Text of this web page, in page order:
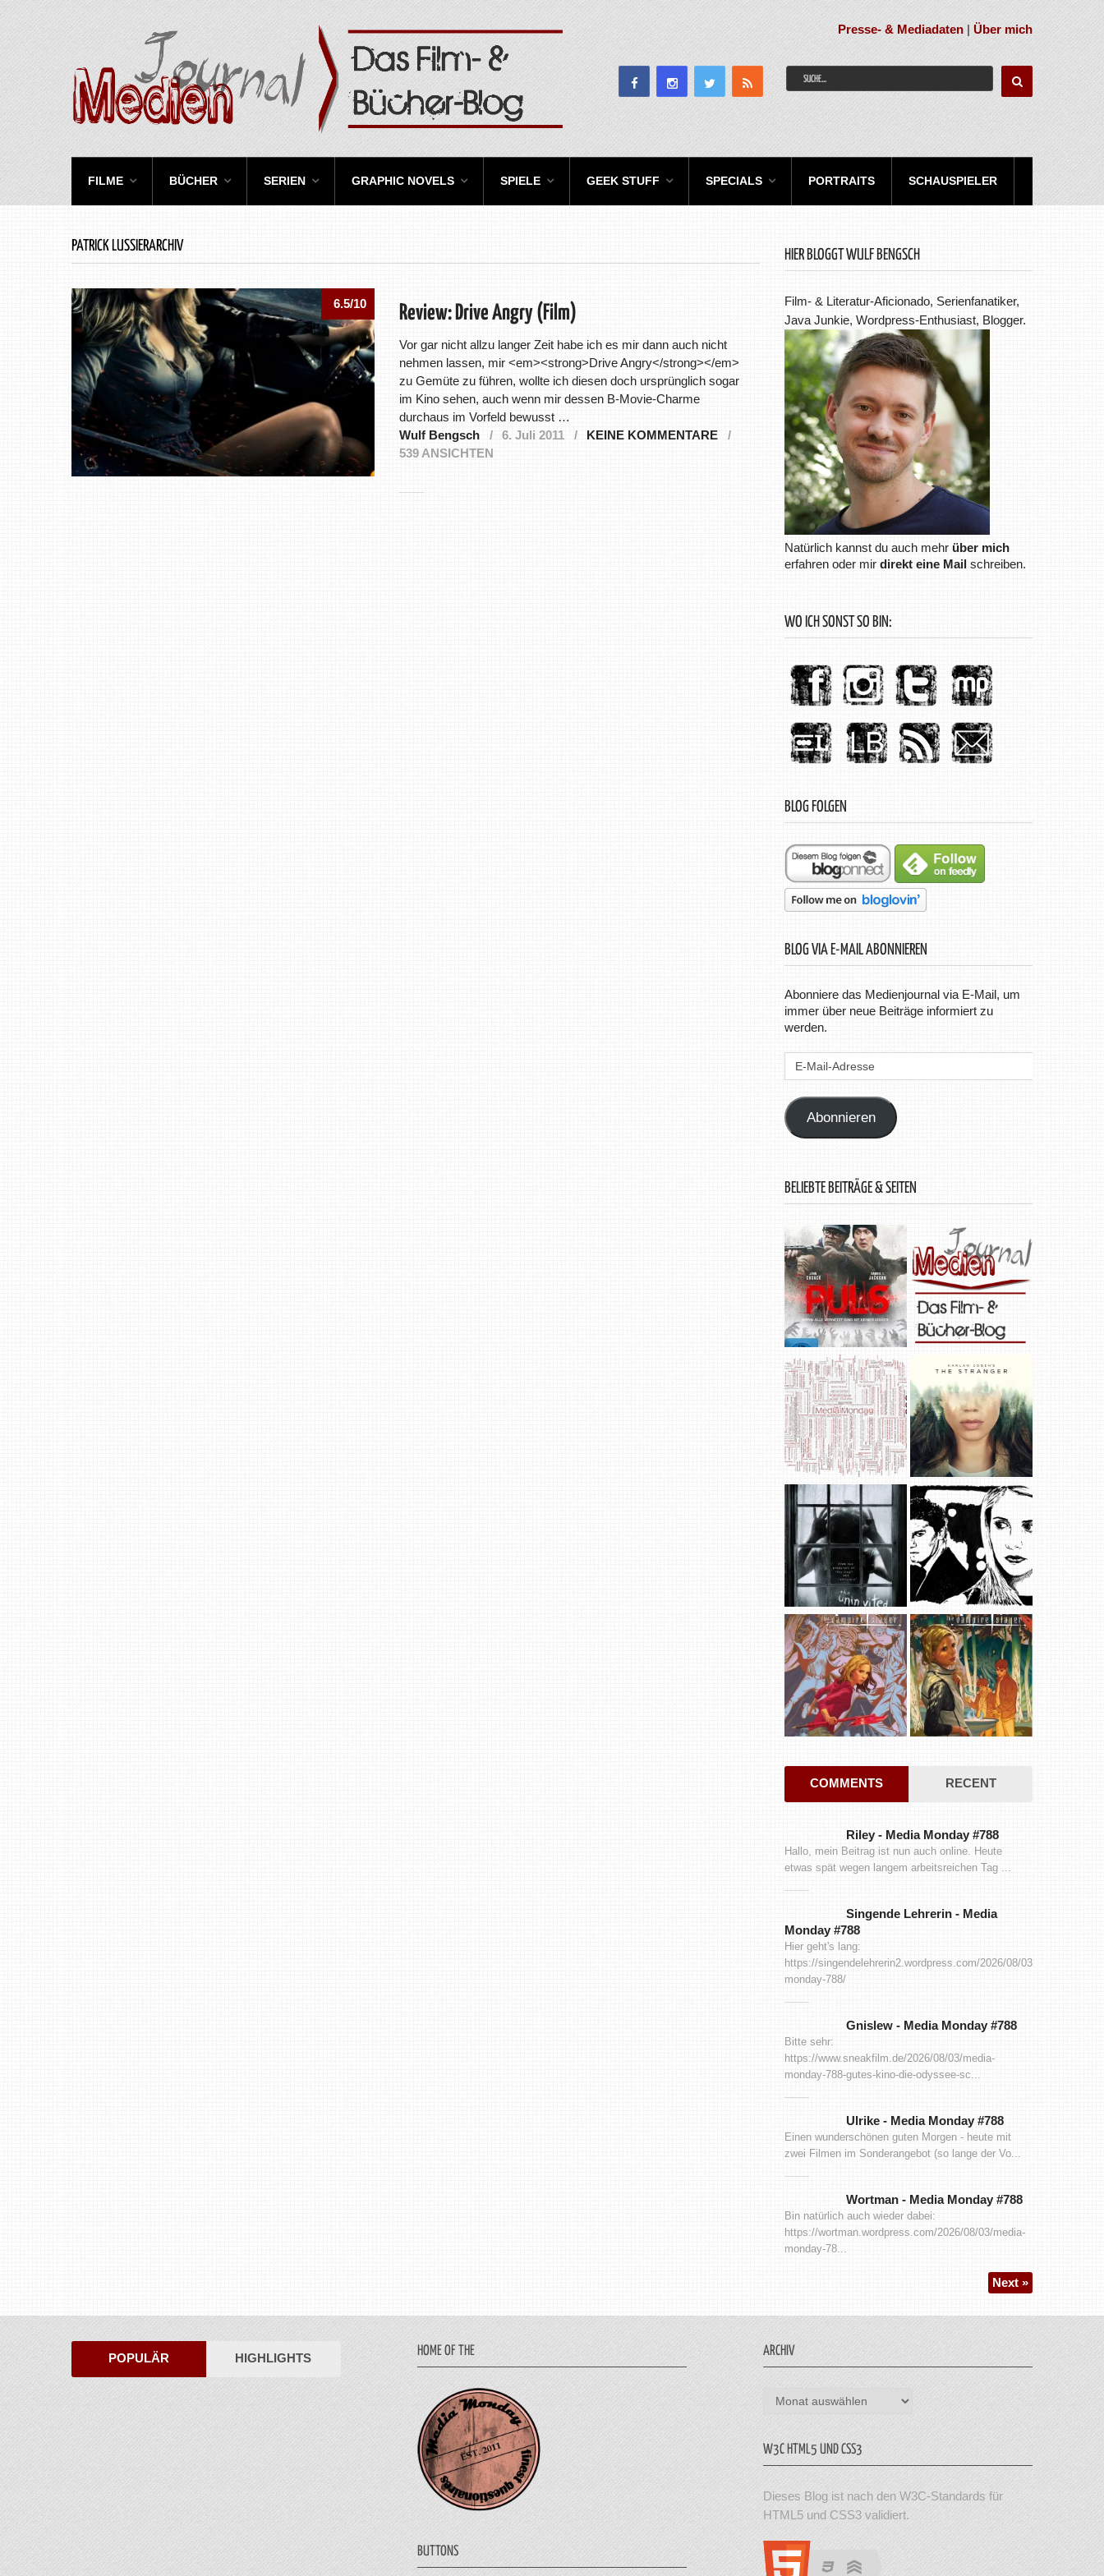
Presse- & Mediadaten |Über mich
FILME BÜCHER SERIEN GRAPHIC NOVELS SPIELE GEEK STUFF SPECIALS PORTRAITS SCHAUSPIELER
PATRICK LUSSIERARCHIV
6.5/10 Review: Drive Angry (Film)
Vor gar nicht allzu langer Zeit habe ich es mir dann auch nicht
nehmen lassen, mir <em><strong>Drive Angry</strong></em>
zu Gemüte zu führen, wollte ich diesen doch ursprünglich sogar
im Kino sehen, auch wenn mir dessen B-Movie-Charme
durchaus im Vorfeld bewusst …
Wulf Bengsch
6. Juli 2011
KEINE KOMMENTARE
539 ANSICHTEN
HIER BLOGGT WULF BENGSCH
Film- & Literatur-Aficionado, Serienfanatiker,
Java Junkie, Wordpress-Enthusiast, Blogger.
Natürlich kannst du auch mehr über mich
erfahren oder mirdirekt eine Mail schreiben.
WO ICH SONST SO BIN:
BLOG FOLGEN
BLOG VIA E-MAIL ABONNIEREN
Abonniere das Medienjournal via E-Mail, um
immer über neue Beiträge informiert zu
werden.
E-
Abonnieren
BELIEBTE BEITRÄGE & SEITEN
COMMENTS RECENT
Riley- Media Monday #788
Hallo, mein Beitrag ist nun auch online. Heute
etwas spät wegen langem arbeitsreichen Tag ...
Singende Lehrerin- Media
Monday #788
Hier geht's lang:
https://singendelehrerin2.wordpress.com/2026/08/03/media-
monday-788/
Gnislew- Media Monday #788
Bitte sehr:
https://www.sneakfilm.de/2026/08/03/media-
monday-788-gutes-kino-die-odyssee-sc...
Ulrike- Media Monday #788
Einen wunderschönen guten Morgen - heute mit
zwei Filmen im Sonderangebot (so lange der Vo...
Wortman- Media Monday #788
Bin natürlich auch wieder dabei:
https://wortman.wordpress.com/2026/08/03/media-
monday-78...
Next »
POPULÄR HIGHLIGHTS HOME OF THE
BUTTONS
ARCHIV
Archiv
W3C HTML5 UND CSS3
Dieses Blog ist nach den W3C-Standards für
HTML5 und CSS3 validiert.